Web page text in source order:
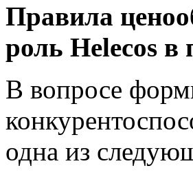
Правила
роль Helecos в
В вопросе
одна из